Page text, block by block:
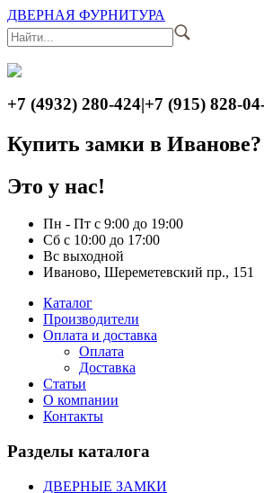
ДВЕРНАЯ ФУРНИТУРА
+7 (4932) 280-424|+7 (915) 828-
Купить замки в Иванове?
Это у нас!
Пн - Пт с 9:00 до 19:00
Сб с 10:00 до 17:00
Вс выходной
Иваново, Шереметевский пр., 151
Каталог
Производители
Оплата и доставка
Оплата
Доставка
Статьи
О компании
Контакты
Разделы каталога
ДВЕРНЫЕ ЗАМКИ